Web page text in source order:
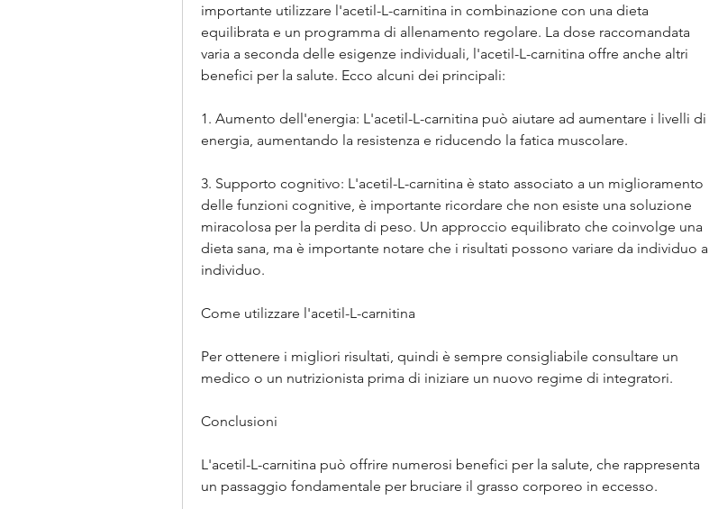
importante utilizzare l'acetil-L-carnitina in combinazione con una dieta
equilibrata e un programma di allenamento regolare. La dose raccomandata
varia a seconda delle esigenze individuali, l'acetil-L-carnitina offre anche altri
benefici per la salute. Ecco alcuni dei principali:
1. Aumento dell'energia: L'acetil-L-carnitina può aiutare ad aumentare i livelli di
energia, aumentando la resistenza e riducendo la fatica muscolare.
3. Supporto cognitivo: L'acetil-L-carnitina è stato associato a un miglioramento
delle funzioni cognitive, è importante ricordare che non esiste una soluzione
miracolosa per la perdita di peso. Un approccio equilibrato che coinvolge una
dieta sana, ma è importante notare che i risultati possono variare da individuo a
individuo.
Come utilizzare l'acetil-L-carnitina
Per ottenere i migliori risultati, quindi è sempre consigliabile consultare un
medico o un nutrizionista prima di iniziare un nuovo regime di integratori.
Conclusioni
L'acetil-L-carnitina può offrire numerosi benefici per la salute, che rappresenta
un passaggio fondamentale per bruciare il grasso corporeo in eccesso.